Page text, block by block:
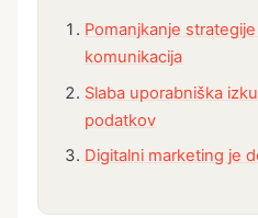
Pomanjkanje
komunikacija
Slaba uporabniška
podatkov
Digitalni marketing je